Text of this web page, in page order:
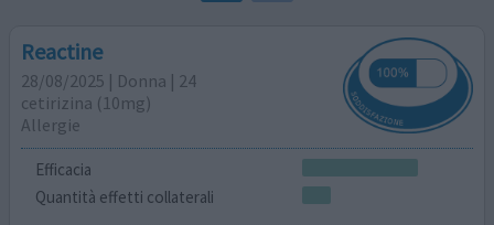
Reactine
28/08/2025 | Donna | 24
cetirizina (10mg)
Allergie
Efficacia
Quantità effetti collaterali